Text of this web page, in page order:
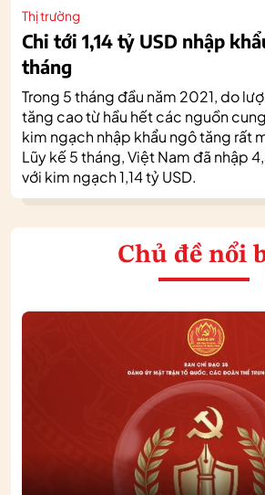
Thị trường
Chi tới 1,14 tỷ USD nhập
tháng
Trong 5 tháng đầu năm 2021, do
tăng cao từ hầu hết các nguồn
kim ngạch nhập khẩu ngô tăng rất
Lũy kế 5 tháng, Việt Nam đã nhập
với kim ngạch 1,14 tỷ USD.
Chủ đề nổi